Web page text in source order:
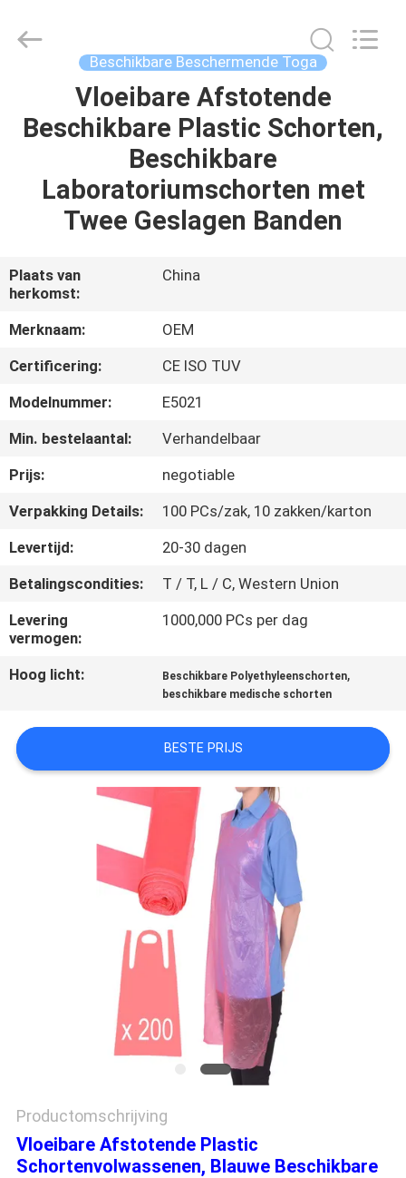
PRODUCTEN
ONGEVEER
FABRIEKSREIS
KWALITEITSCONTROLE
CONTACTEER
ONS
NIEUWS
VERZOEK
OM EEN
CITAAT
SITEMAP
PRIVACY
POLICY
PRODUCTS
CO.,LTD(WUHAN
Beschikbare Beschermende Toga
Vloeibare Afstotende
Beschikbare Plastic Schorten,
Beschikbare
Laboratoriumschorten met
Twee Geslagen Banden
Plaats van
herkomst:
China
Merknaam:
OEM
Certificering:
CE ISO TUV
Modelnummer:
E5021
Min. bestelaantal:
Verhandelbaar
Prijs:
negotiable
Verpakking Details:
100 PCs/zak, 10 zakken/karton
Levertijd:
20-30 dagen
Betalingscondities:
T / T, L / C, Western Union
Levering
vermogen:
1000,000 PCs per dag
Hoog licht: Beschikbare Polyethyleenschorten,
beschikbare medische schorten
BESTE PRIJS
Productomschrijving
Vloeibare Afstotende Plastic
Schortenvolwassenen, Blauwe Beschikbare